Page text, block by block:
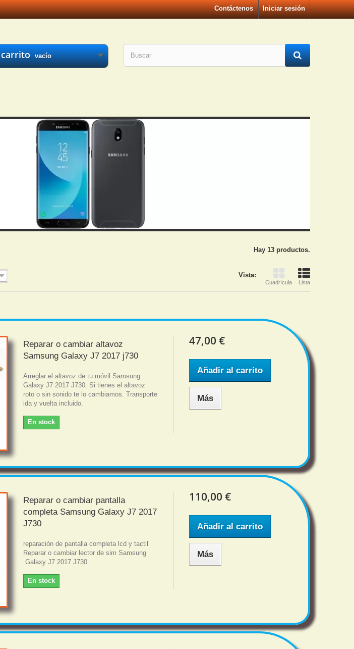
Iniciar sesión
Contáctenos
carrito vacío
Hay 13 productos.
Vista:
Cuadrícula Lista
Reparar o cambiar altavoz
Samsung Galaxy J7 2017 j730
Arreglar el altavoz de tu móvil Samsung
Galaxy J7 2017 J730. Si tienes el altavoz
roto o sin sonido te lo cambiamos. Transporte
ida y vuelta incluido.
En stock
47,00 €
Añadir al carrito
Más
Reparar o cambiar pantalla
completa Samsung Galaxy J7 2017
J730
reparación de pantalla completa lcd y tactil
Reparar o cambiar lector de sim Samsung
Galaxy J7 2017 J730
En stock
110,00 €
Añadir al carrito
Más